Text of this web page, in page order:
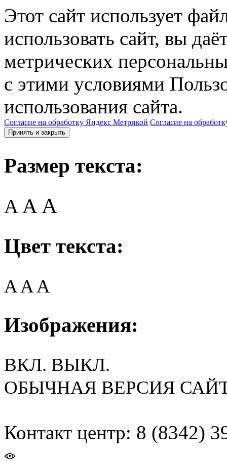
Этот сайт использует
использовать сайт, вы
метрических
с этими условиями
использования сайта.
Согласие на обработку Яндекс Метрикой Согласие на
Принять и закрыть
Размер текста:
A AA
Цвет текста:
AAA
Изображения:
ВКЛ. ВЫКЛ.
ОБЫЧНАЯ ВЕРСИЯ
Контакт центр: 8 (8342)